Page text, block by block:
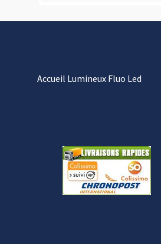
Accueil Lumineux Fluo Led